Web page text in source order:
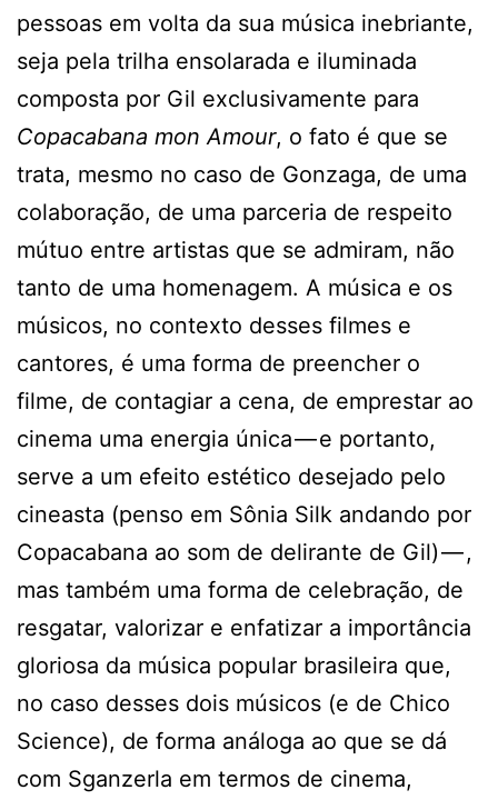
pessoas em volta da sua música inebriante,
seja pela trilha ensolarada e iluminada
composta por Gil exclusivamente para
Copacabana mon Amour, o fato é que se
trata, mesmo no caso de Gonzaga, de uma
colaboração, de uma parceria de respeito
mútuo entre artistas que se admiram, não
tanto de uma homenagem. A música e os
músicos, no contexto desses filmes e
cantores, é uma forma de preencher o
filme, de contagiar a cena, de emprestar ao
cinema uma energia única — e portanto,
serve a um efeito estético desejado pelo
cineasta (penso em Sônia Silk andando por
Copacabana ao som de delirante de Gil) — ,
mas também uma forma de celebração, de
resgatar, valorizar e enfatizar a importância
gloriosa da música popular brasileira que,
no caso desses dois músicos (e de Chico
Science), de forma análoga ao que se dá
com Sganzerla em termos de cinema,